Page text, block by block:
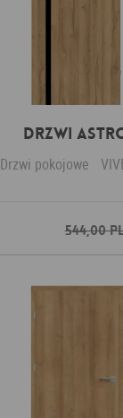
Drzwi
Drzwi pokojowe
544,00
Dodaj do